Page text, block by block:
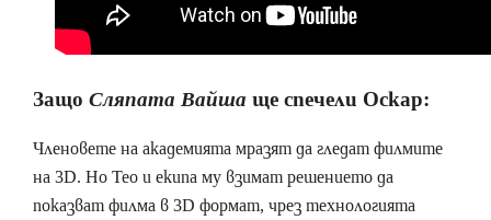
Защо Сляпата Вайша ще спечели Оскар:
Членовете на академията мразят да гледат филмите
на 3D. Но Тео и екипа му взимат решението да
показват филма в 3D формат, чрез технологията